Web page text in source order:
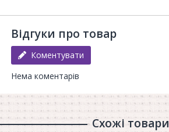
Відгуки про товар
Коментувати
Нема коментарів
Схожі товари